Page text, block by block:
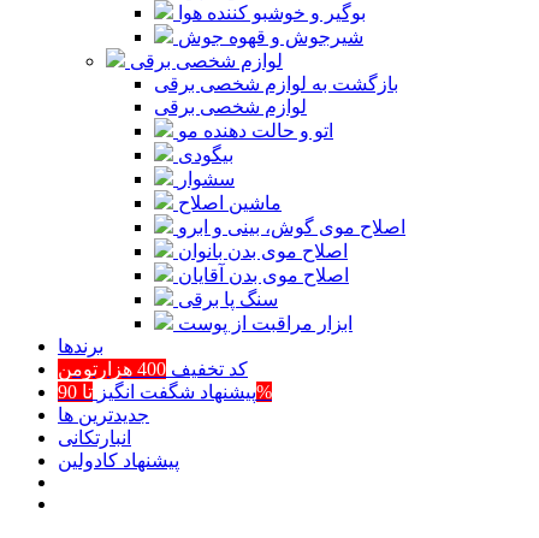
بوگیر و خوشبو کننده هوا
شیرجوش و قهوه جوش
لوازم شخصی برقی
بازگشت به لوازم شخصی برقی
لوازم شخصی برقی
اتو و حالت دهنده مو
بیگودی
سشوار
ماشین اصلاح
اصلاح موی گوش، بینی و ابرو
اصلاح موی بدن بانوان
اصلاح موی بدن آقایان
سنگ پا برقی
ابزار مراقبت از پوست
برند‌ها
کد تخفیف 400 هزارتومن
پیشنهاد شگفت انگیزتا 90%
جدیدترین ها
انبارتکانی
پیشنهاد کادولین